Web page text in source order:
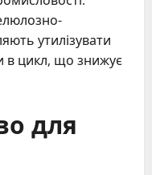
утилізувати
в цикл, що знижує
для